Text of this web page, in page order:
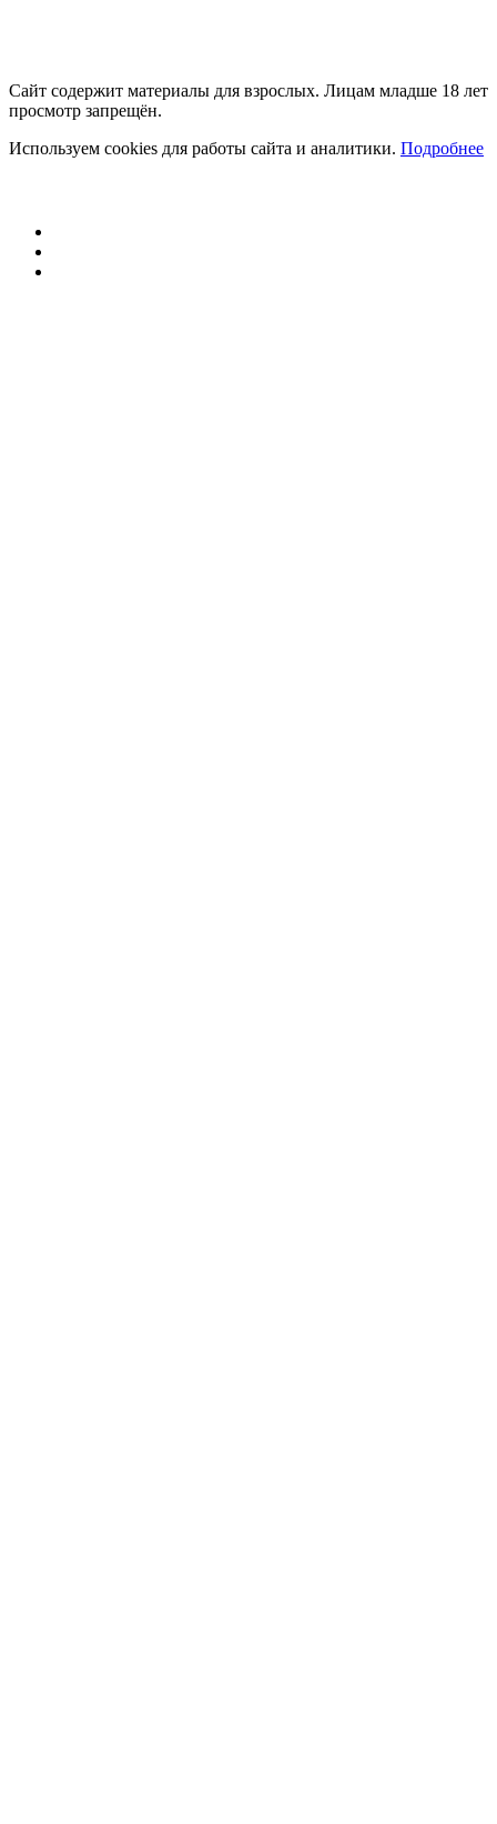
Сайт содержит материалы для взрослых. Лицам младше 18 лет
просмотр запрещён.
Используем cookies для работы сайта и аналитики. Подробнее